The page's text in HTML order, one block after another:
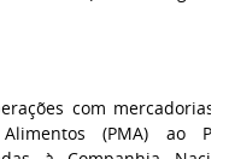
com mercadorias
(PMA) ao